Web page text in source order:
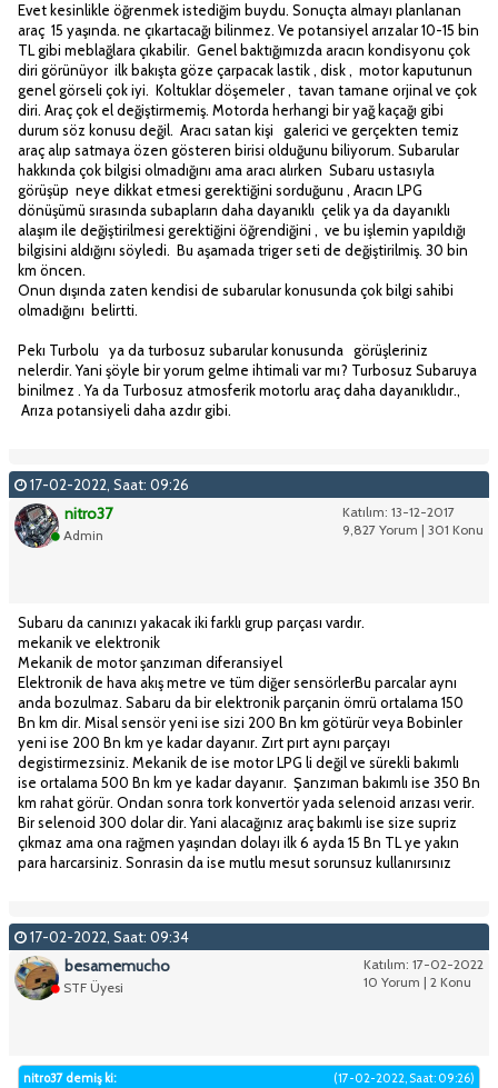
Evet kesinlikle öğrenmek istediğim buydu. Sonuçta almayı planlanan
araç 15 yaşında. ne çıkartacağı bilinmez. Ve potansiyel arızalar 10-15 bin
TL gibi meblağlara çıkabilir. Genel baktığımızda aracın kondisyonu çok
diri görünüyor ilk bakışta göze çarpacak lastik , disk , motor kaputunun
genel görseli çok iyi. Koltuklar döşemeler , tavan tamane orjinal ve çok
diri. Araç çok el değiştirmemiş. Motorda herhangi bir yağ kaçağı gibi
durum söz konusu değil. Aracı satan kişi galerici ve gerçekten temiz
araç alıp satmaya özen gösteren birisi olduğunu biliyorum. Subarular
hakkında çok bilgisi olmadığını ama aracı alırken Subaru ustasıyla
görüşüp neye dikkat etmesi gerektiğini sorduğunu , Aracın LPG
dönüşümü sırasında subapların daha dayanıklı çelik ya da dayanıklı
alaşım ile değiştirilmesi gerektiğini öğrendiğini , ve bu işlemin yapıldığı
bilgisini aldığını söyledi. Bu aşamada triger seti de değiştirilmiş. 30 bin
km öncen.
Onun dışında zaten kendisi de subarular konusunda çok bilgi sahibi
olmadığını belirtti.
Pekı Turbolu ya da turbosuz subarular konusunda görüşleriniz
nelerdir. Yani şöyle bir yorum gelme ihtimali var mı? Turbosuz Subaruya
binilmez . Ya da Turbosuz atmosferik motorlu araç daha dayanıklıdır.,
Arıza potansiyeli daha azdır gibi.
17-02-2022, Saat: 09:26
Katılım: 13-12-2017
9,827 Yorum | 301 Konu
nitro37
Admin
Subaru da canınızı yakacak iki farklı grup parçası vardır.
mekanik ve elektronik
Mekanik de motor şanzıman diferansiyel
Elektronik de hava akış metre ve tüm diğer sensörlerBu parcalar aynı
anda bozulmaz. Sabaru da bir elektronik parçanin ömrü ortalama 150
Bn km dir. Misal sensör yeni ise sizi 200 Bn km götürür veya Bobinler
yeni ise 200 Bn km ye kadar dayanır. Zırt pırt aynı parçayı
degistirmezsiniz. Mekanik de ise motor LPG li değil ve sürekli bakımlı
ise ortalama 500 Bn km ye kadar dayanır. Şanzıman bakımlı ise 350 Bn
km rahat görür. Ondan sonra tork konvertör yada selenoid arızası verir.
Bir selenoid 300 dolar dir. Yani alacağınız araç bakımlı ise size supriz
çıkmaz ama ona rağmen yaşından dolayı ilk 6 ayda 15 Bn TL ye yakın
para harcarsiniz. Sonrasin da ise mutlu mesut sorunsuz kullanırsınız
17-02-2022, Saat: 09:34
Katılım: 17-02-2022
10 Yorum | 2 Konu
besamemucho
STF Üyesi
(17-02-2022, Saat: 09:26)
nitro37 demiş ki: